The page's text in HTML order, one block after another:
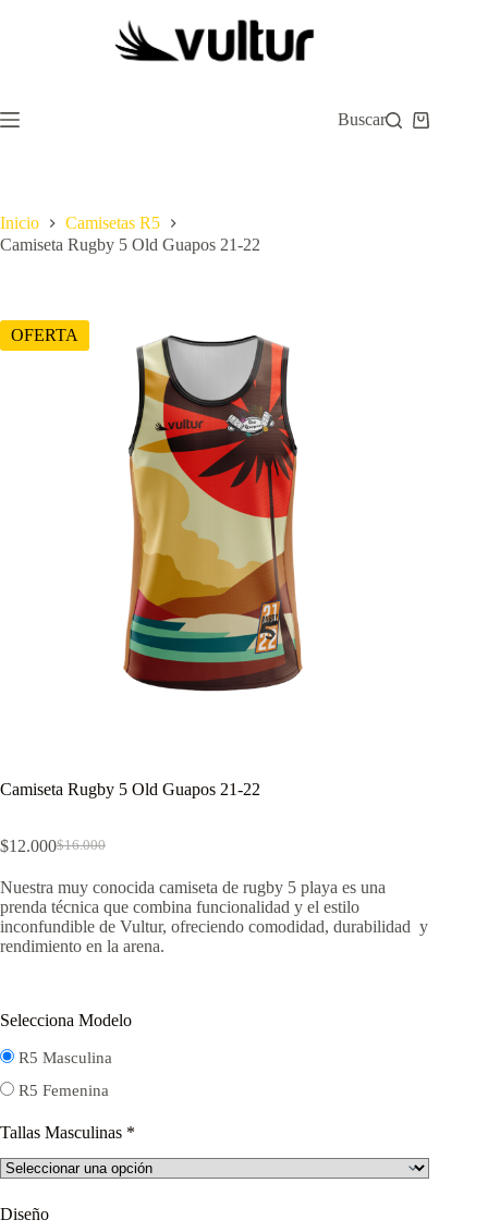
Buscar
Carro
Inicio
Camisetas R5
Camiseta Rugby 5 Old Guapos 21-22
OFERTA
Camiseta Rugby 5 Old Guapos 21-22
$16.000
El
original
era:
$16.000.
$12.000El
actual
es:
$12.000.
Nuestra muy conocida camiseta de rugby 5 playa es una
prenda técnica que combina funcionalidad y el estilo
inconfundible de Vultur, ofreciendo comodidad, durabilidad y
rendimiento en la arena.
Selecciona Modelo
R5 Masculina
R5 Femenina
Tallas Masculinas *
Diseño